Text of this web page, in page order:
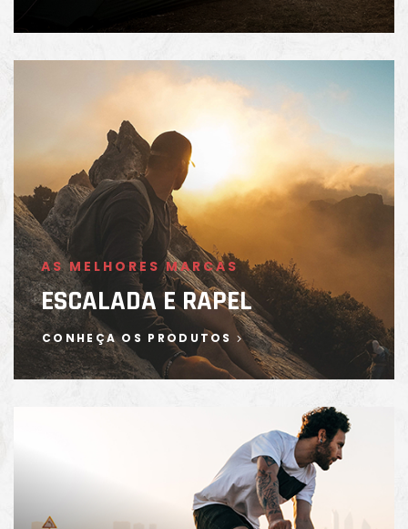
AS MELHORES MARCAS
ESCALADA E RAPEL
CONHEÇA OS PRODUTOS